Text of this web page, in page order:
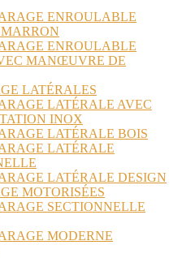
ENROULABLE
ENROULABLE
MANŒUVRE DE
LATÉRALES
LATÉRALE AVEC
INOX
LATÉRALE BOIS
LATÉRALE
LATÉRALE DESIGN
MOTORISÉES
SECTIONNELLE
MODERNE